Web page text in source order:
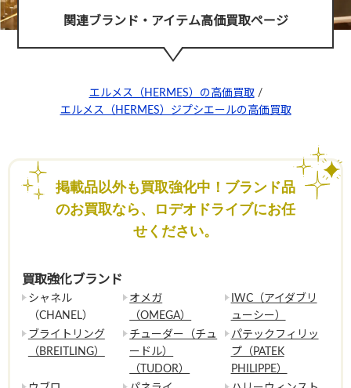
関連ブランド・アイテム高価買取ページ
エルメス（HERMES）の高価買取 /
エルメス（HERMES）ジプシエールの高価買取
掲載品以外も買取強化中！ブランド品
のお買取なら、ロデオドライブにお任
せください。
買取強化ブランド
シャネル
（CHANEL）
オメガ
（OMEGA）
IWC（アイダブリ
ューシー）
ブライトリング
（BREITLING）
チューダー（チュ
ードル）
（TUDOR）
パテックフィリッ
プ（PATEK
PHILIPPE）